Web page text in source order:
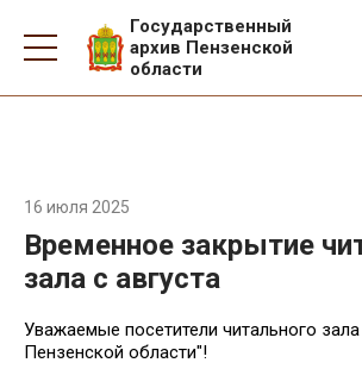
Государственный
архив Пензенской
области
16 июля 2025
Временное закрытие
зала с августа
Уважаемые посетители читального
Пензенской области"!